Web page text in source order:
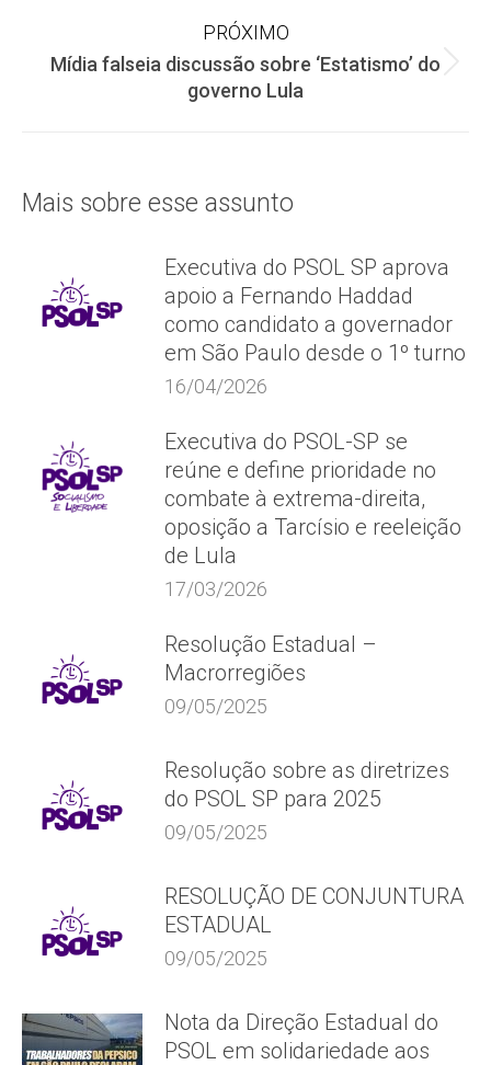
post:
PRÓXIMO
Próximo
post:
Mídia falseia discussão sobre ‘Estatismo’ do
governo Lula
Mais sobre esse assunto
Executiva do PSOL SP aprova
apoio a Fernando Haddad
como candidato a governador
em São Paulo desde o 1º turno
16/04/2026
Executiva do PSOL-SP se
reúne e define prioridade no
combate à extrema-direita,
oposição a Tarcísio e reeleição
de Lula
17/03/2026
Resolução Estadual –
Macrorregiões
09/05/2025
Resolução sobre as diretrizes
do PSOL SP para 2025
09/05/2025
RESOLUÇÃO DE CONJUNTURA
ESTADUAL
09/05/2025
Nota da Direção Estadual do
PSOL em solidariedade aos